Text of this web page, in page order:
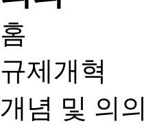
홈
규제개혁
개념 및 의의